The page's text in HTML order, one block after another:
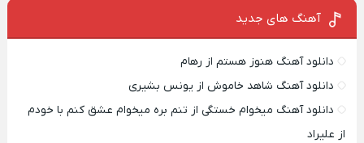
آهنگ های جدید
دانلود آهنگ هنوز هستم از رهام
دانلود آهنگ شاهد خاموش از یونس بشیری
دانلود آهنگ میخوام خستگی از تنم بره میخوام عشق کنم با خودم
از علیراد